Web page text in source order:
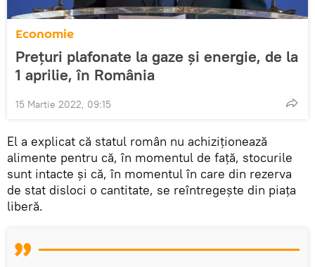
Economie
Prețuri plafonate la gaze și energie, de la
1 aprilie, în România
15 Martie 2022, 09:15
El a explicat că statul român nu achiziționează
alimente pentru că, în momentul de față, stocurile
sunt intacte și că, în momentul în care din rezerva
de stat disloci o cantitate, se reîntregește din piața
liberă.